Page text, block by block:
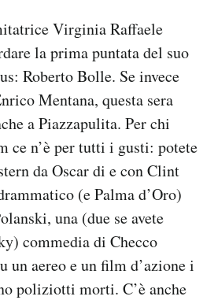
Virginia Raffaele
la prima puntata del suo
Roberto Bolle. Se invece
Mentana, questa sera
a Piazzapulita. Per chi
ce n’è per tutti i gusti: potete
da Oscar di e con Clint
(e Palma d’Oro)
una (due se avete
commedia di Checco
un aereo e un film d’azione i
poliziotti morti. C’è anche